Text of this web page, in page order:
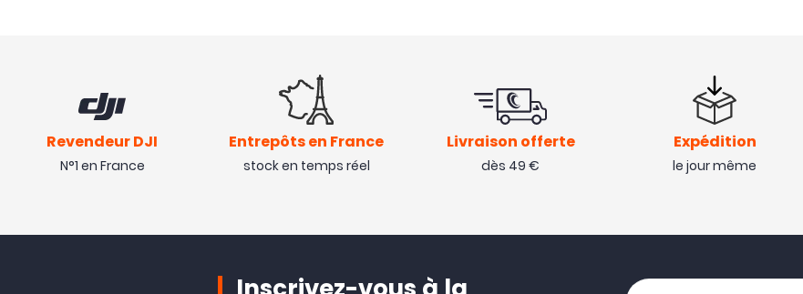
Revendeur DJI
N°1 en France
Entrepôts en France
stock en temps réel
Livraison offerte
dès 49 €
Expédition
le jour même